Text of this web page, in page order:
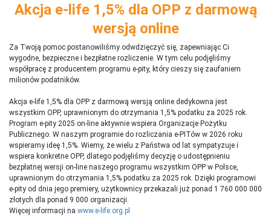
Akcja e-life 1,5% dla OPP z darmową
wersją online
Za Twoją pomoc postanowiliśmy odwdzięczyć się, zapewniając Ci
wygodne, bezpieczne i bezpłatne rozliczenie. W tym celu podjęliśmy
współpracę z producentem programu e-pity, który cieszy się zaufaniem
milionów podatników.
Akcja e-life 1,5% dla OPP z darmową wersją online dedykowna jest
wszystkim OPP, uprawnionym do otrzymania 1,5% podatku za 2025 rok.
Program e-pity 2025 on-line aktywnie wspiera Organizacje Pożytku
Publicznego. W naszym programie do rozliczania e-PITów w 2026 roku
wspieramy ideę 1,5%. Wiemy, że wielu z Państwa od lat sympatyzuje i
wspiera konkretne OPP, dlatego podjęliśmy decyzję o udostępnieniu
bezpłatnej wersji on-line naszego programu wszystkim OPP w Polsce,
uprawnionym do otrzymania 1,5% podatku za 2025 rok. Dzięki programowi
e-pity od dnia jego premiery, użytkownicy przekazali już ponad 1 760 000 000
złotych dla ponad 9 000 organizacji.
Więcej informacji na www.e-life.org.pl